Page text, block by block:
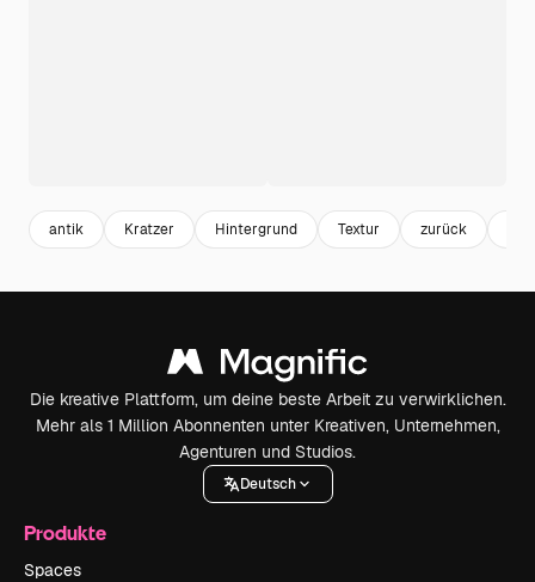
antik Kratzer Hintergrund Textur zurück
Die kreative Plattform, um deine beste Arbeit zu verwirklichen.
Mehr als 1 Million Abonnenten unter Kreativen, Unternehmen,
Agenturen und Studios.
Deutsch
Produkte
Spaces